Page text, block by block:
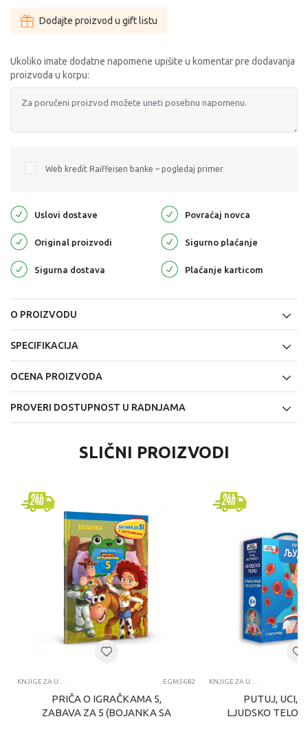
Dodajte proizvod u gift listu
Ukoliko imate dodatne napomene upišite u komentar pre dodavanja
proizvoda u korpu:
Web kredit Raiffeisen banke – pogledaj primer
Uslovi dostave Povraćaj novca
Original proizvodi Sigurno plaćanje
Sigurna dostava Plaćanje karticom
O PROIZVODU
SPECIFIKACIJA
OCENA PROIZVODA
PROVERI DOSTUPNOST U RADNJAMA
SLIČNI PROIZVODI
KNJIGE ZA UČENJE EGM5682
PRIČA O IGRAČKAMA 5,
ZABAVA ZA 5 (BOJANKA SA
KNJIGE ZA UČENJE
PUTUJ, UCI,
LJUDSKO TELO